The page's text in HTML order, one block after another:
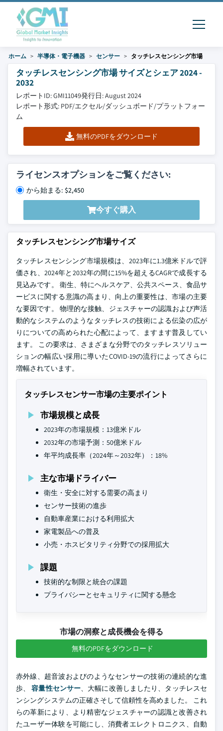
ホーム 半導体・電子機器 センサー タッチレスセンシング市場
タッチレスセンシング市場 サイズとシェア 2024 -
2032
レポートID: GMI11049発行日: August 2024
レポート形式: PDF/エクセル/ダッシュボード/プラットフォー
ム
無料のPDFをダウンロード
ライセンスオプションをご覧ください:
から始まる: $2,450
今すぐ購入
タッチレスセンシング市場サイズ
タッチレスセンシング市場規模は、2023年に1.3億米ドルで評
価され、2024年と2032年の間に15%を超えるCAGRで成長する
見込みです。 衛生、特にヘルスケア、公共スペース、食品サ
ービスに関する意識の高まり、向上の重要性は、市場の主要
な要因です。 物理的な接触、ジェスチャーの認識および声活
動的なシステムのようなタッチレスの技術による伝染の広が
りについての高められた心配によって、ますます普及してい
ます。 この要求は、さまざまな分野でのタッチレスソリュー
ションの幅広い採用に導いたCOVID-19の流行によってさらに
増幅されています。
タッチレスセンサー市場の主要ポイント
市場規模と成長
2023年の市場規模：13億米ドル
2032年の市場予測：50億米ドル
年平均成長率（2024年～2032年）：18%
主な市場ドライバー
衛生・安全に対する需要の高まり
センサー技術の進歩
自動車産業における利用拡大
家電製品への普及
小売・ホスピタリティ分野での採用拡大
課題
技術的な制限と統合の課題
プライバシーとセキュリティに関する懸念
市場の洞察と成長機会を得る
無料のPDFをダウンロード
赤外線、超音波およびのようなセンサーの技術の連続的な進
歩、容量性センサー、大幅に改善しましたり、タッチレスセ
ンシングシステムの正確さそして信頼性を高めました。 これ
らの革新により、より精密なジェスチャーの認識と改善され
たユーザー体験を可能にし、消費者エレクトロニクス、自動